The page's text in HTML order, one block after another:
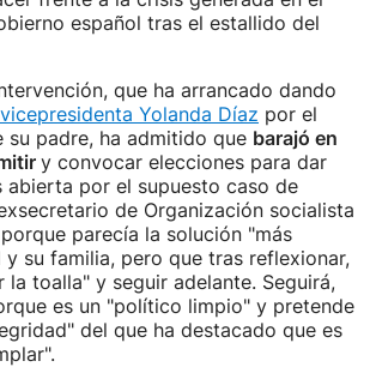
español tras el estallido del
que ha arrancado dando
Yolanda Díaz por el
su padre, ha admitido que barajó en
y convocar elecciones para dar
abierta por el supuesto caso de
de Organización socialista
porque parecía la solución "más
y su familia, pero que tras reflexionar,
toalla" y seguir adelante. Seguirá,
es un "político limpio" y pretende
del que ha destacado que es